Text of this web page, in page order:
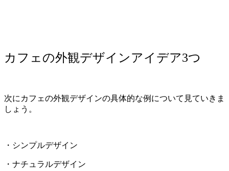
カフェの外観デザインアイデア3つ
次にカフェの外観デザインの具体的な例について見ていきま
しょう。
・シンプルデザイン
・ナチュラルデザイン